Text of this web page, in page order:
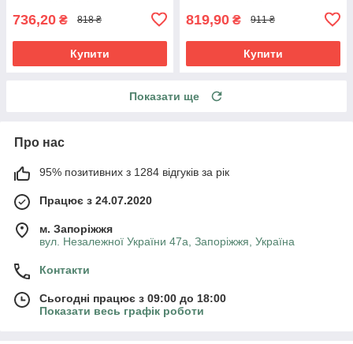
736,20 ₴ 818 ₴
Купити
819,90 ₴ 911 ₴
Купити
Показати ще
Про нас
95% позитивних з 1284 відгуків за рік
Працює з 24.07.2020
м. Запоріжжя
вул. Незалежної України 47а, Запоріжжя, Україна
Контакти
Сьогодні працює з 09:00 до 18:00
Показати весь графік роботи